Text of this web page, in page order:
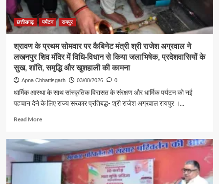
सुनीं
आमजन
की
छत्तीसगढ़ पर्यटन रायपुर
श्रावण के प्रथम सोमवार पर कैबिनेट मंत्री श्री राजेश अग्रवाल ने
लखनपुर शिव मंदिर में विधि-विधान से किया जलाभिषेक, प्रदेशवासियों के
सुख, शांति, समृद्धि और खुशहाली की कामना
Apna Chhattisgarh 03/08/2026 0
धार्मिक आस्था के साथ सांस्कृतिक विरासत के संरक्षण और धार्मिक पर्यटन को नई
पहचान देने के लिए राज्य सरकार प्रतिबद्ध- श्री राजेश अग्रवाल रायपुर ।...
Read MoreRead
श्रावण
के
प्रथम